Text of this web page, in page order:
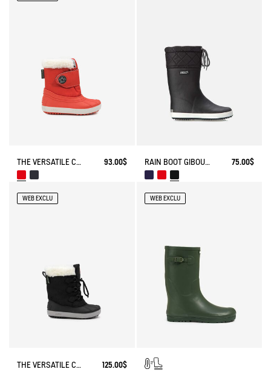
THE VERSATILE CHILDREN'S APRÈS-SKI BOOT 93.00$ RAIN BOOT GIBOULEE FUR-LINED 75.00$
WEB EXCLU
THE VERSATILE CHILDREN'S APRÈS-SKI BOOT 125.00$
WEB EXCLU